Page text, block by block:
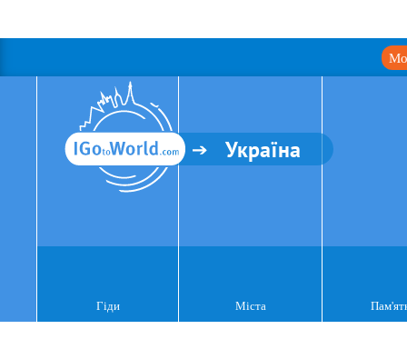
Україна
Гіди Міста